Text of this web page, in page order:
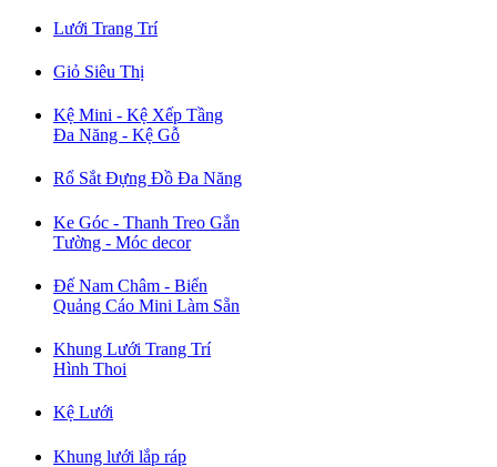
Lưới Trang Trí
Giỏ Siêu Thị
Kệ Mini - Kệ Xếp Tầng
Đa Năng - Kệ Gỗ
Rổ Sắt Đựng Đồ Đa Năng
Ke Góc - Thanh Treo Gắn
Tường - Móc decor
Đế Nam Châm - Biển
Quảng Cáo Mini Làm Sẵn
Khung Lưới Trang Trí
Hình Thoi
Kệ Lưới
Khung lưới lắp ráp